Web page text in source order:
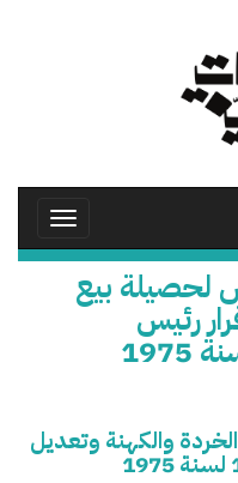
Toggle
بيع
رئيس
والكهنة وتعديل